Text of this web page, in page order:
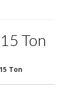
Ton
Ton